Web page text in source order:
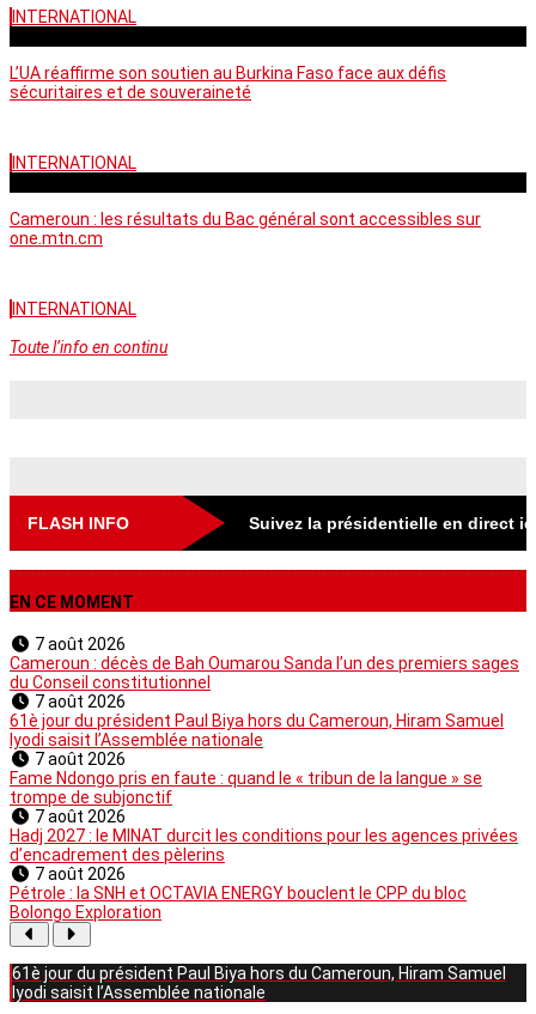
INTERNATIONAL
L’UA réaffirme son soutien au Burkina Faso face aux défis
sécuritaires et de souveraineté
INTERNATIONAL
Cameroun : les résultats du Bac général sont accessibles sur
one.mtn.cm
INTERNATIONAL
Toute l’info en continu
FLASH INFO Suivez la présidentielle en direct
EN CE MOMENT
7 août 2026
Cameroun : décès de Bah Oumarou Sanda l’un des premiers sages
du Conseil constitutionnel
7 août 2026
61è jour du président Paul Biya hors du Cameroun, Hiram Samuel
Iyodi saisit l’Assemblée nationale
7 août 2026
Fame Ndongo pris en faute : quand le « tribun de la langue » se
trompe de subjonctif
7 août 2026
Hadj 2027 : le MINAT durcit les conditions pour les agences privées
d’encadrement des pèlerins
7 août 2026
Pétrole : la SNH et OCTAVIA ENERGY bouclent le CPP du bloc
Bolongo Exploration
61è jour du président Paul Biya hors du Cameroun, Hiram Samuel
Iyodi saisit l’Assemblée nationale